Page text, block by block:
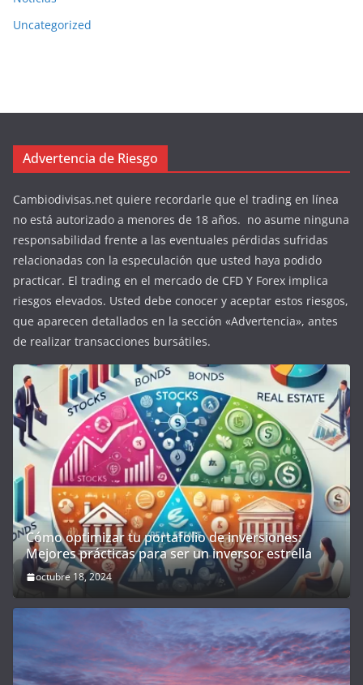
Uncategorized
Advertencia de Riesgo
Cambiodivisas.net quiere recordarle que el trading en línea
no está autorizado a menores de 18 años. no asume ninguna
responsabilidad frente a las eventuales pérdidas sufridas
relacionadas con la especulación que usted haya podido
practicar. El trading en el mercado de CFD Y Forex implica
riesgos elevados. Usted debe conocer y aceptar estos riesgos,
que aparecen detallados en la sección «Advertencia», antes
de realizar transacciones bursátiles.
Cómo optimizar tu portafolio de inversiones:
Mejores prácticas para ser un inversor estrella
octubre 18, 2024